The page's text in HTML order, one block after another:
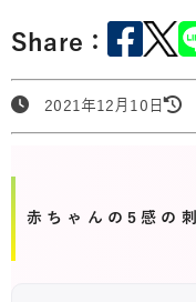
Share：
2021年12月10日
赤ちゃんの5感の